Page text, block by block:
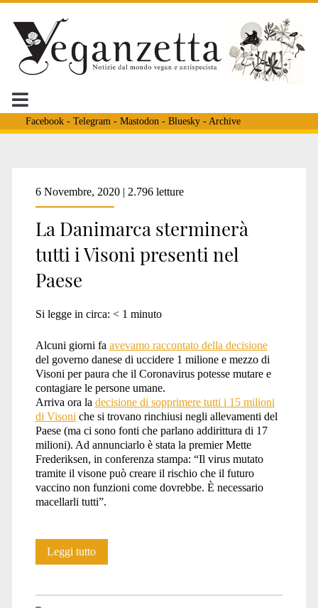
Facebook- Telegram - Mastodon - Bluesky- Archive
Tag:
<span>Mette
Frederiksen</span>
6 Novembre, 2020 | 2.796 letture
La Danimarca sterminerà
tutti i Visoni presenti nel
Paese
Si legge in circa: < 1 minuto
Alcuni giorni fa avevamo raccontato della decisione
del governo danese di uccidere 1 milione e mezzo di
Visoni per paura che il Coronavirus potesse mutare e
contagiare le persone umane.
Arriva ora la decisione di sopprimere tutti i 15 milioni
di Visoni che si trovano rinchiusi negli allevamenti del
Paese (ma ci sono fonti che parlano addirittura di 17
milioni). Ad annunciarlo è stata la premier Mette
Frederiksen, in conferenza stampa: “Il virus mutato
tramite il visone può creare il rischio che il futuro
vaccino non funzioni come dovrebbe. È necessario
macellarli tutti”.
Leggi tuttoLa